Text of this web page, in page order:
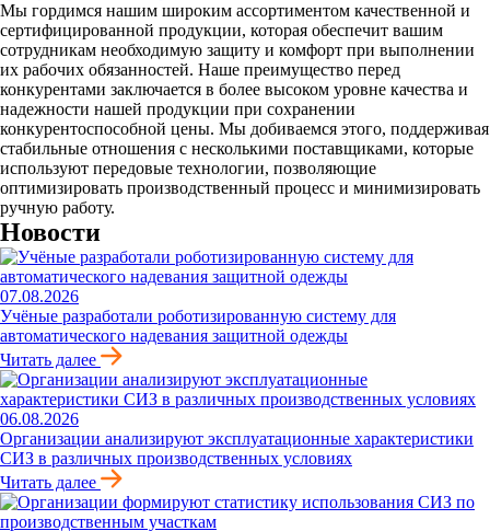
Мы гордимся нашим широким ассортиментом качественной и
сертифицированной продукции, которая обеспечит вашим
сотрудникам необходимую защиту и комфорт при выполнении
их рабочих обязанностей. Наше преимущество перед
конкурентами заключается в более высоком уровне качества и
надежности нашей продукции при сохранении
конкурентоспособной цены. Мы добиваемся этого, поддерживая
стабильные отношения с несколькими поставщиками, которые
используют передовые технологии, позволяющие
оптимизировать производственный процесс и минимизировать
ручную работу.
Новости
07.08.2026
Учёные разработали роботизированную систему для
автоматического надевания защитной одежды
Читать далее
06.08.2026
Организации анализируют эксплуатационные характеристики
СИЗ в различных производственных условиях
Читать далее